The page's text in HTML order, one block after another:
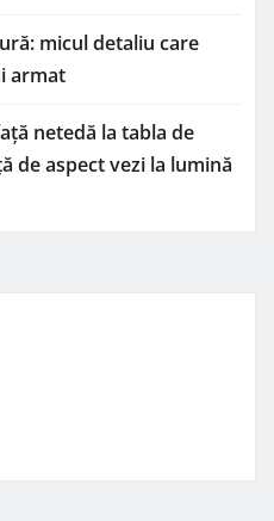
micul detaliu care
armat
netedă la tabla de
de aspect vezi la lumină